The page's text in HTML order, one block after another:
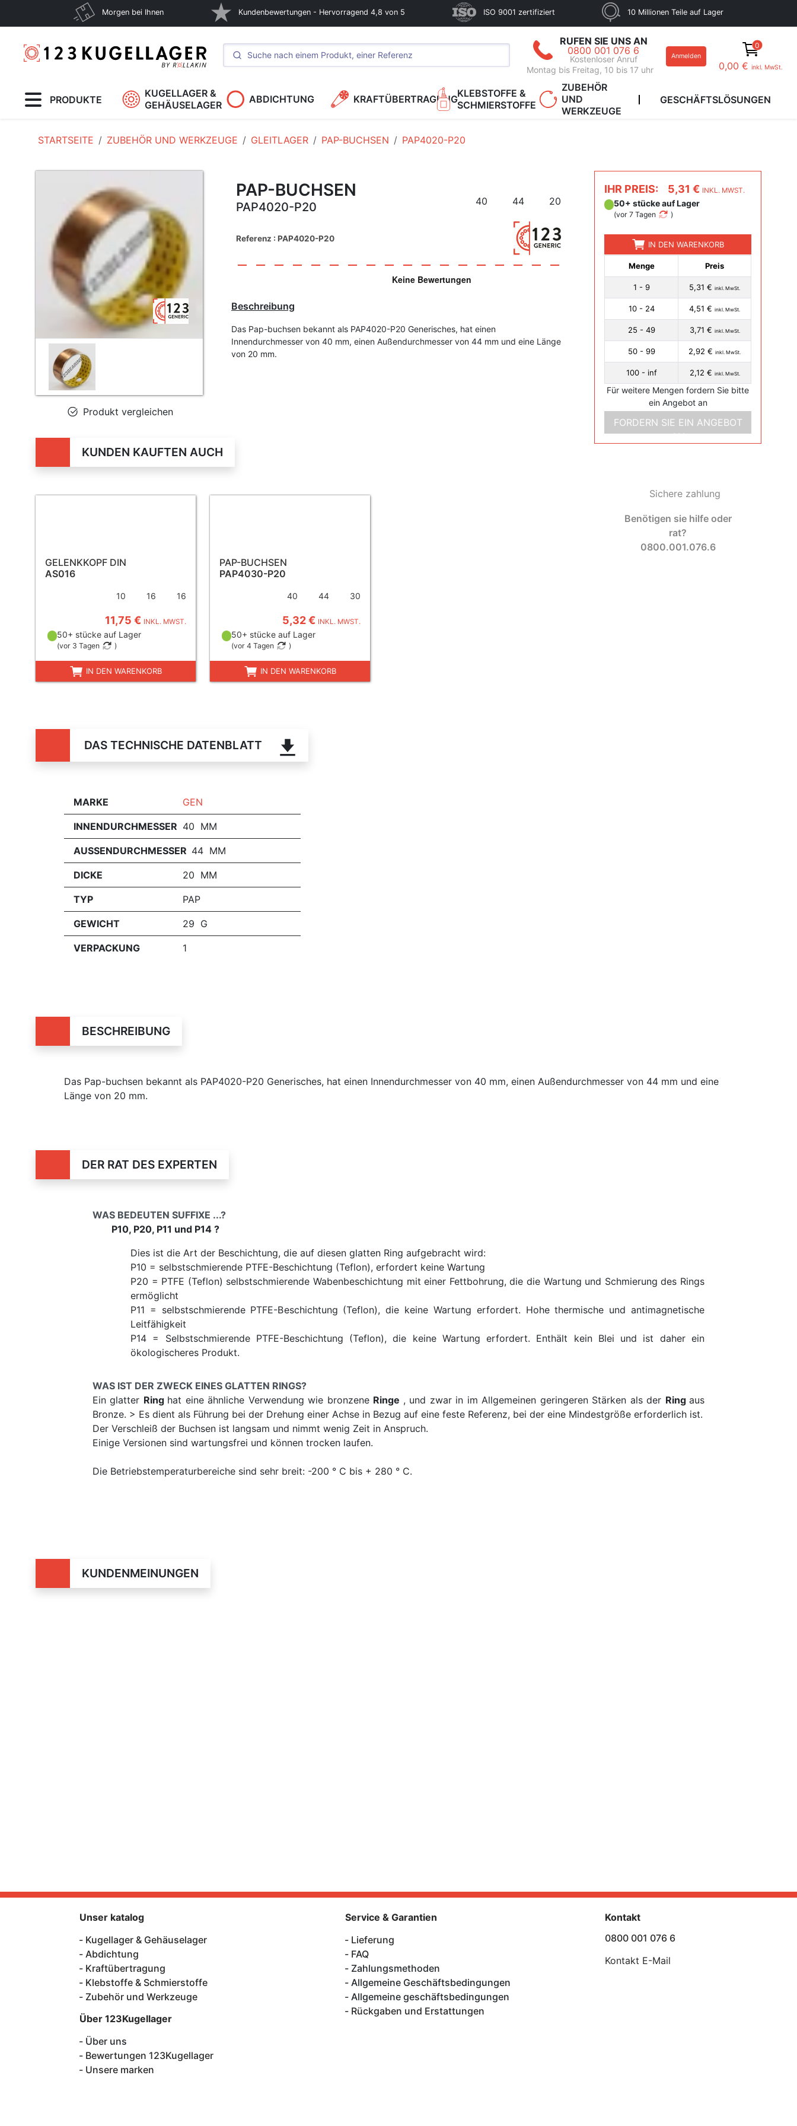
Morgen bei Ihnen Kundenbewertungen - Hervorragend 4,8 von 5 ISO 9001 zertifiziert 10 Millionen Teile auf Lager
RUFEN SIE UNS AN
0800 001 076 6
Kostenloser Anruf
Montag bis Freitag, 10 bis 17 uhr
Anmelden
0
0,00 € inkl. MwSt.
PRODUKTE
KUGELLAGER &
GEHÄUSELAGER
ABDICHTUNG KRAFTÜBERTRAGUNGKLEBSTOFFE &
SCHMIERSTOFFE
ZUBEHÖR
UND
WERKZEUGE
GESCHÄFTSLÖSUNGEN
STARTSEITE ZUBEHÖR UND WERKZEUGE GLEITLAGER PAP-BUCHSEN PAP4020-P20
Produkt vergleichen
PAP-BUCHSEN
PAP4020-P20 40 44 20
Referenz : PAP4020-P20
Beschreibung
Das Pap-buchsen bekannt als PAP4020-P20 Generisches, hat einen
Innendurchmesser von 40 mm, einen Außendurchmesser von 44 mm und eine Länge
von 20 mm.
IHR PREIS: 5,31 € INKL. MWST.
50+ stücke auf Lager
(vor 7 Tagen )
IN DEN WARENKORB
Menge Preis
1 - 9 5,31 € inkl. MwSt.
10 - 24 4,51 € inkl. MwSt.
25 - 49 3,71 € inkl. MwSt.
50 - 99 2,92 € inkl. MwSt.
100 - inf 2,12 € inkl. MwSt.
Für weitere Mengen fordern Sie bitte
ein Angebot an
FORDERN SIE EIN ANGEBOT
AN
Sichere zahlung
Benötigen sie hilfe oder
rat?
0800.001.076.6
KUNDEN KAUFTEN AUCH
GELENKKOPF DIN
AS016
10 16 16
11,75 € INKL. MWST.
50+ stücke auf Lager
(vor 3 Tagen )
IN DEN WARENKORB
PAP-BUCHSEN
PAP4030-P20
40 44 30
5,32 € INKL. MWST.
50+ stücke auf Lager
(vor 4 Tagen )
IN DEN WARENKORB
DAS TECHNISCHE DATENBLATT
MARKE GEN
INNENDURCHMESSER 40 MM
AUSSENDURCHMESSER 44 MM
DICKE 20 MM
TYP PAP
GEWICHT 29 G
VERPACKUNG 1
BESCHREIBUNG
Das Pap-buchsen bekannt als PAP4020-P20 Generisches, hat einen Innendurchmesser von 40 mm, einen Außendurchmesser von 44 mm und eine
Länge von 20 mm.
DER RAT DES EXPERTEN
WAS BEDEUTEN SUFFIXE ...?
P10, P20, P11 und P14 ?
Dies ist die Art der Beschichtung, die auf diesen glatten Ring aufgebracht wird:
P10 = selbstschmierende PTFE-Beschichtung (Teflon), erfordert keine Wartung
P20 = PTFE (Teflon) selbstschmierende Wabenbeschichtung mit einer Fettbohrung, die die Wartung und Schmierung des Rings
ermöglicht
P11 = selbstschmierende PTFE-Beschichtung (Teflon), die keine Wartung erfordert. Hohe thermische und antimagnetische
Leitfähigkeit
P14 = Selbstschmierende PTFE-Beschichtung (Teflon), die keine Wartung erfordert. Enthält kein Blei und ist daher ein
ökologischeres Produkt.
WAS IST DER ZWECK EINES GLATTEN RINGS?
Ein glatter Ring hat eine ähnliche Verwendung wie bronzene Ringe , und zwar in im Allgemeinen geringeren Stärken als der Ringaus
Bronze. > Es dient als Führung bei der Drehung einer Achse in Bezug auf eine feste Referenz, bei der eine Mindestgröße erforderlich ist.
Der Verschleiß der Buchsen ist langsam und nimmt wenig Zeit in Anspruch.
Einige Versionen sind wartungsfrei und können trocken laufen.
Die Betriebstemperaturbereiche sind sehr breit: -200 ° C bis + 280 ° C.
KUNDENMEINUNGEN
Unser katalog
Kugellager & Gehäuselager
Abdichtung
Kraftübertragung
Klebstoffe & Schmierstoffe
Zubehör und Werkzeuge
Über 123Kugellager
Über uns
Bewertungen 123Kugellager
Unsere marken
Service & Garantien
Lieferung
FAQ
Zahlungsmethoden
Allgemeine Geschäftsbedingungen
Allgemeine geschäftsbedingungen
Rückgaben und Erstattungen
Kontakt
0800 001 076 6
Kontakt E-Mail